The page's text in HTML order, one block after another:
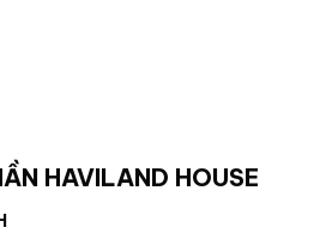
HAVILAND HOUSE